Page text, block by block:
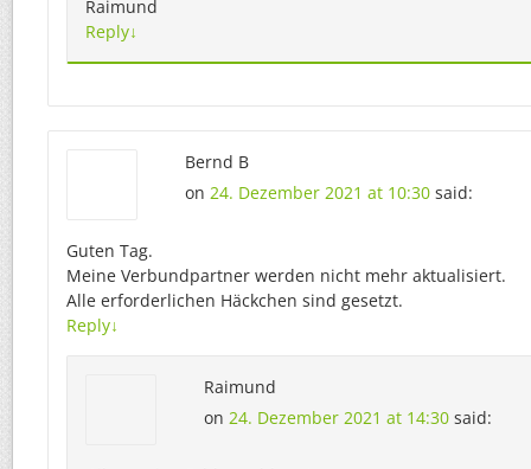
Raimund
Reply↓
Bernd B
on 24. Dezember 2021 at 10:30 said:
Guten Tag.
Meine Verbundpartner werden nicht mehr aktualisiert.
Alle erforderlichen Häckchen sind gesetzt.
Reply↓
Raimund
on 24. Dezember 2021 at 14:30 said: